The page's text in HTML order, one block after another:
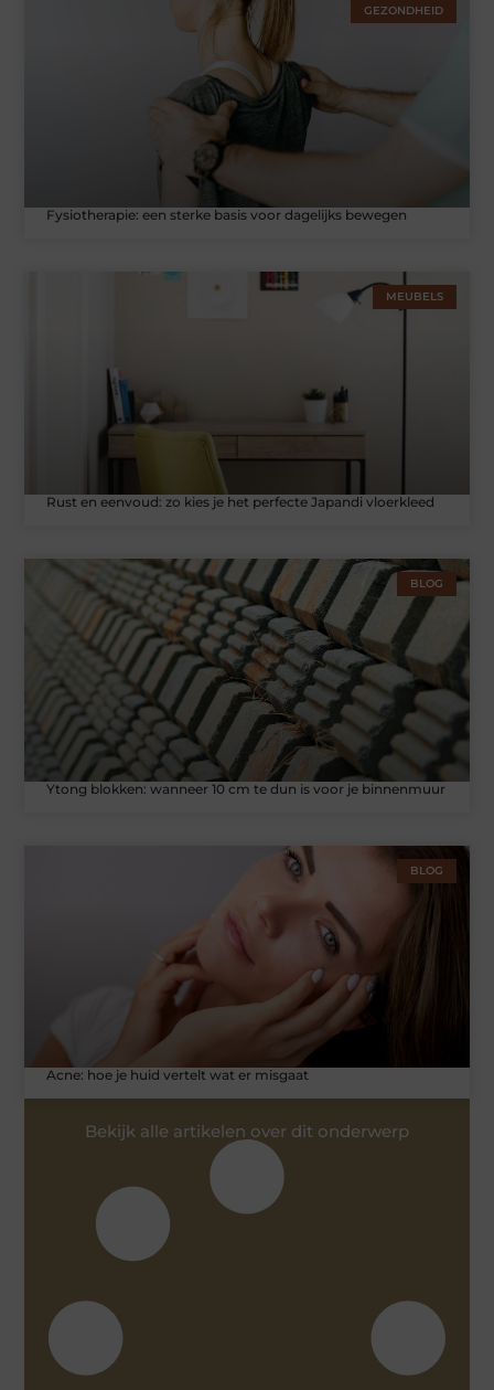
GEZONDHEID
Fysiotherapie: een sterke basis voor dagelijks bewegen
MEUBELS
Rust en eenvoud: zo kies je het perfecte Japandi vloerkleed
BLOG
Ytong blokken: wanneer 10 cm te dun is voor je binnenmuur
BLOG
Acne: hoe je huid vertelt wat er misgaat
Bekijk alle artikelen over dit onderwerp